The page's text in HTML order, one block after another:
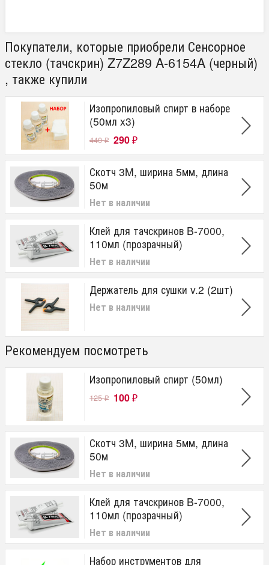
Покупатели, которые приобрели Сенсорное
стекло (тачскрин) Z7Z289 A-6154A (черный)
, также купили
Изопропиловый спирт в наборе
(50мл x3)
440₽ 290 ₽
Скотч 3M, ширина 5мм, длина
50м
Нет в наличии
Клей для тачскринов B-7000,
110мл (прозрачный)
Нет в наличии
Держатель для сушки v.2 (2шт)
Нет в наличии
Рекомендуем посмотреть
Изопропиловый спирт (50мл)
125₽ 100 ₽
Скотч 3M, ширина 5мм, длина
50м
Нет в наличии
Клей для тачскринов B-7000,
110мл (прозрачный)
Нет в наличии
Набор инструментов для